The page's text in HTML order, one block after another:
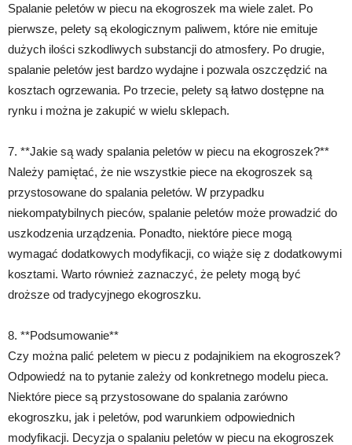
Spalanie peletów w piecu na ekogroszek ma wiele zalet. Po
pierwsze, pelety są ekologicznym paliwem, które nie emituje
dużych ilości szkodliwych substancji do atmosfery. Po drugie,
spalanie peletów jest bardzo wydajne i pozwala oszczędzić na
kosztach ogrzewania. Po trzecie, pelety są łatwo dostępne na
rynku i można je zakupić w wielu sklepach.
7. **Jakie są wady spalania peletów w piecu na ekogroszek?**
Należy pamiętać, że nie wszystkie piece na ekogroszek są
przystosowane do spalania peletów. W przypadku
niekompatybilnych pieców, spalanie peletów może prowadzić do
uszkodzenia urządzenia. Ponadto, niektóre piece mogą
wymagać dodatkowych modyfikacji, co wiąże się z dodatkowymi
kosztami. Warto również zaznaczyć, że pelety mogą być
droższe od tradycyjnego ekogroszku.
8. **Podsumowanie**
Czy można palić peletem w piecu z podajnikiem na ekogroszek?
Odpowiedź na to pytanie zależy od konkretnego modelu pieca.
Niektóre piece są przystosowane do spalania zarówno
ekogroszku, jak i peletów, pod warunkiem odpowiednich
modyfikacji. Decyzja o spalaniu peletów w piecu na ekogroszek